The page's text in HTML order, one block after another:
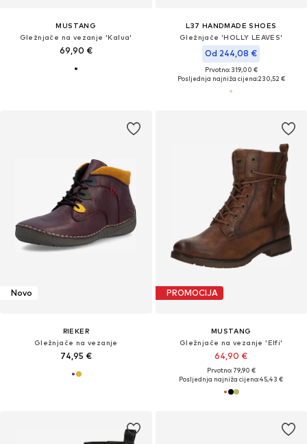
MUSTANG
Gležnjače na vezanje 'Kalua'
69,90 €
L37 HANDMADE SHOES
Gležnjače 'HOLLY LEAVES'
Od 244,08 €
Prvotno: 319,00 €
Posljednja najniža cijena:230,52 €
Novo
RIEKER
Gležnjače na vezanje
74,95 €
PROMOCIJA
MUSTANG
Gležnjače na vezanje 'Elfi'
64,90 €
Prvotno: 79,90 €
Posljednja najniža cijena:45,43 €